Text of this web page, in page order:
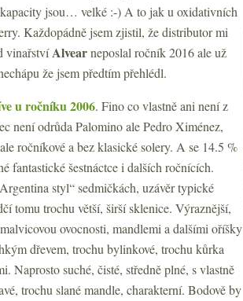
jsou… velké :-) A to jak u oxidativních
Každopádně jsem zjistil, že distributor mi
vinařstvíAlvearneposlal ročník 2016 ale už
že jsem předtím přehlédl.
u ročníku 2006. Fino co vlastně ani není z
není odrůda Palomino ale Pedro Ximénez,
ročníkové a bez klasické solery. A se 14.5 %
fantastické šestnáctce i dalších ročnících.
styl“ sedmičkách, uzávěr typické
tomu trochu větší, širší sklenice. Výraznější,
ovocnosti, mandlemi a dalšími oříšky
dřevem, trochu bylinkové, trochu kůrka
Naprosto suché, čisté, středně plné, s vlastně
trochu slané mandle, charakterní. Bodově by